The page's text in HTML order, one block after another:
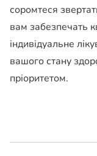
соромтеся
вам забезпечать
індивідуальне
вашого стану
пріоритетом.